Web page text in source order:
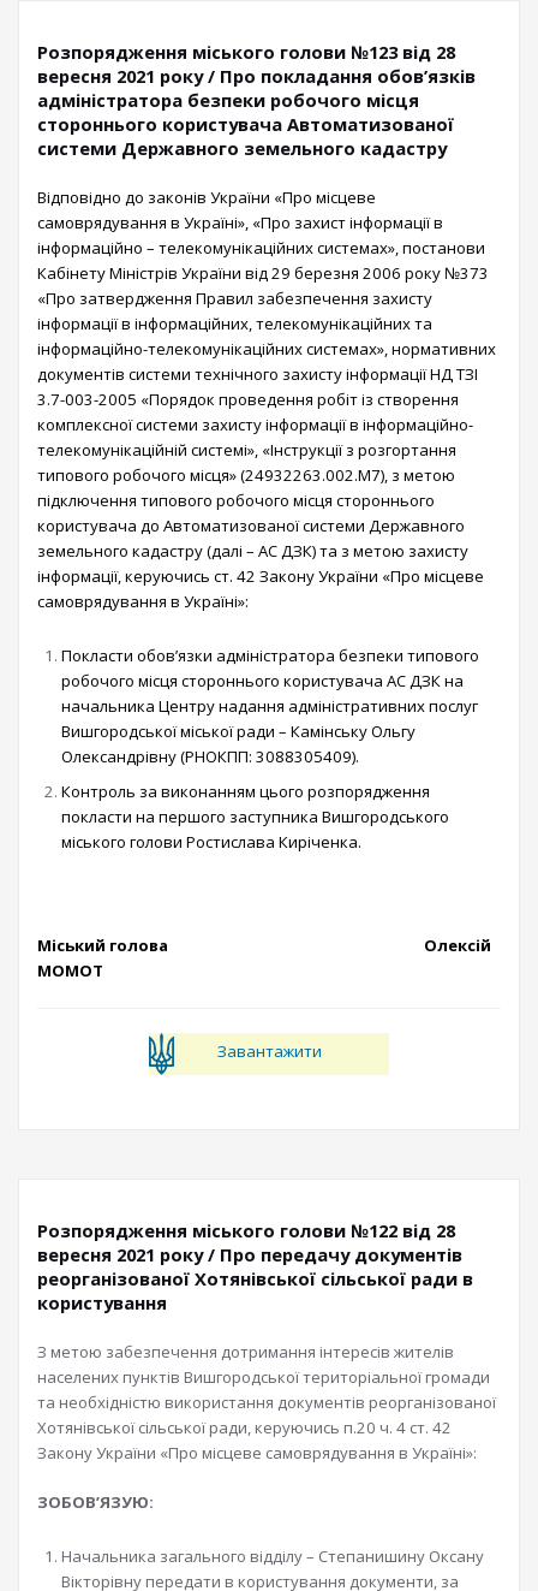
Розпорядження міського голови №123 від 28
вересня 2021 року / Про покладання обов’язків
адміністратора безпеки робочого місця
стороннього користувача Автоматизованої
системи Державного земельного кадастру
Відповідно до законів України «Про місцеве
самоврядування в Україні», «Про захист інформації в
інформаційно – телекомунікаційних системах», постанови
Кабінету Міністрів України від 29 березня 2006 року №373
«Про затвердження Правил забезпечення захисту
інформації в інформаційних, телекомунікаційних та
інформаційно-телекомунікаційних системах», нормативних
документів системи технічного захисту інформації НД ТЗІ
3.7-003-2005 «Порядок проведення робіт із створення
комплексної системи захисту інформації в інформаційно-
телекомунікаційній системі», «Інструкції з розгортання
типового робочого місця» (24932263.002.М7), з метою
підключення типового робочого місця стороннього
користувача до Автоматизованої системи Державного
земельного кадастру (далі – АС ДЗК) та з метою захисту
інформації, керуючись ст. 42 Закону України «Про місцеве
самоврядування в Україні»:
Покласти обов’язки адміністратора безпеки типового
робочого місця стороннього користувача АС ДЗК на
начальника Центру надання адміністративних послуг
Вишгородської міської ради – Камінську Ольгу
Олександрівну (РНОКПП: 3088305409).
Контроль за виконанням цього розпорядження
покласти на першого заступника Вишгородського
міського голови Ростислава Киріченка.
Міський голова Олексій
МОМОТ
Завантажити
Розпорядження міського голови №122 від 28
вересня 2021 року / Про передачу документів
реорганізованої Хотянівської сільської ради в
користування
З метою забезпечення дотримання інтересів жителів
населених пунктів Вишгородської територіальної громади
та необхідністю використання документів реорганізованої
Хотянівської сільської ради, керуючись п.20 ч. 4 ст. 42
Закону України «Про місцеве самоврядування в Україні»:
ЗОБОВ’ЯЗУЮ:
Начальника загального відділу – Степанишину Оксану
Вікторівну передати в користування документи, за